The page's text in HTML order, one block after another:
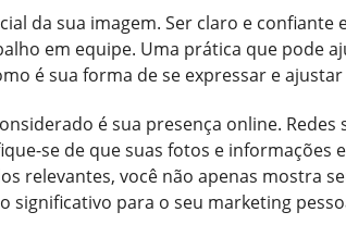
da sua imagem. Ser claro e
em equipe. Uma prática que pode
é sua forma de se expressar e
é sua presença online.
se de que suas fotos e informações
relevantes, você não apenas mostra
significativo para o seu marketing